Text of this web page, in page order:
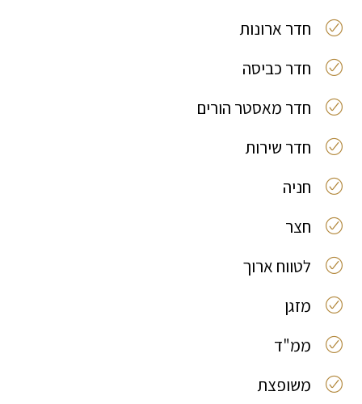
חדר ארונות
חדר כביסה
חדר מאסטר הורים
חדר שירות
חניה
חצר
לטווח ארוך
מזגן
ממ"ד
משופצת